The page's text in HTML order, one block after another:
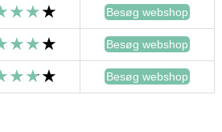
Besøg webshop
Besøg webshop
Besøg webshop